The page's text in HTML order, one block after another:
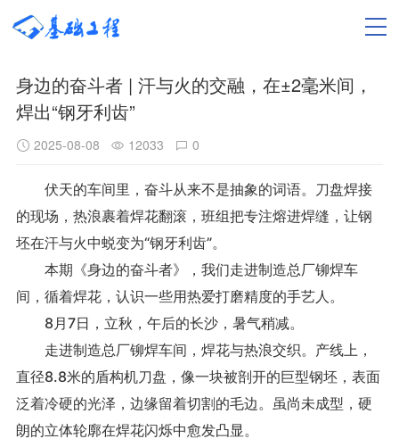
身边的奋斗者 | 汗与火的交融，在±2毫米间，
焊出“钢牙利齿”
2025-08-08 12033 0
伏天的车间里，奋斗从来不是抽象的词语。刀盘焊接
的现场，热浪裹着焊花翻滚，班组把专注熔进焊缝，让钢
坯在汗与火中蜕变为“钢牙利齿”。
本期《身边的奋斗者》，我们走进制造总厂铆焊车
间，循着焊花，认识一些用热爱打磨精度的手艺人。
8月7日，立秋，午后的长沙，暑气稍减。
走进制造总厂铆焊车间，焊花与热浪交织。产线上，
直径8.8米的盾构机刀盘，像一块被剖开的巨型钢坯，表面
泛着冷硬的光泽，边缘留着切割的毛边。虽尚未成型，硬
朗的立体轮廓在焊花闪烁中愈发凸显。